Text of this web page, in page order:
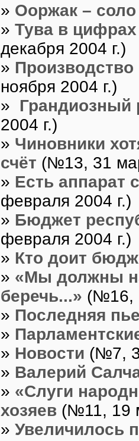
» Ооржак –
» Тува в
декабря 2004 г.)
» Производство
ноября 2004 г.)
»
Грандиозный
2004 г.)
» Чиновники
счёт (№13, 31
» Есть аппарат
февраля 2004 г.)
» Бюджет
февраля 2004 г.)
» Кто доит
» «Мы должны
беречь...» (№16,
» Последняя
»
» Новости (№7,
» Валерий
» «Слуги
хозяев (№11, 19
» Увеличилось